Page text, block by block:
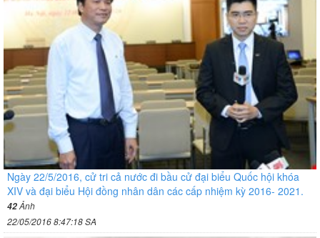
Ngày 22/5/2016, cử tri cả nước đi bầu cử đại biểu Quốc hội khóa
XIV và đại biểu Hội đồng nhân dân các cấp nhiệm kỳ 2016- 2021.
42Ảnh
22/05/2016 8:47:18 SA